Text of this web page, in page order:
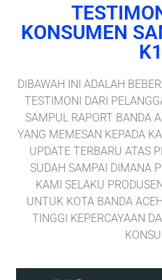
KONSUMEN
DIBAWAH INI ADALAH
TESTIMONI DARI
SAMPUL RAPORT BANDA
YANG MEMESAN KEPADA
UPDATE TERBARU ATAS
SUDAH SAMPAI DIMANA
KAMI SELAKU
UNTUK KOTA BANDA
TINGGI KEPERCAYAAN